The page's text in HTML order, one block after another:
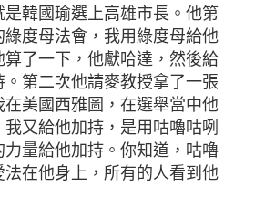
韓國瑜選上高雄市長。他第
度母法會，我用綠度母給他
算了一下，他獻哈達，然後給
第二次他請麥教授拿了一張
美國西雅圖，在選舉當中他
又給他加持，是用咕嚕咕咧
量給他加持。你知道，咕嚕
法在他身上，所有的人看到他